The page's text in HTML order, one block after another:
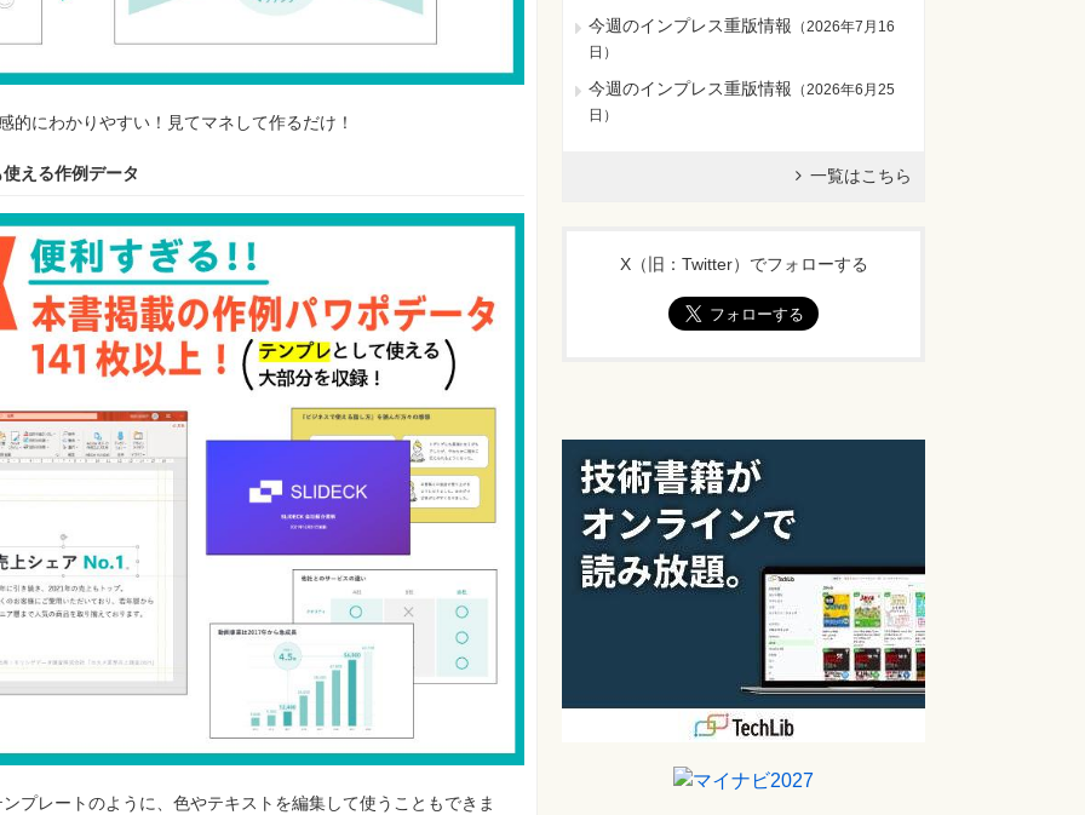
にわかりやすい！見てマネして作るだけ！
える作例データ
プレートのように、色やテキストを編集して使うこともできま
今週のインプレス重版情報 （2026年7月16
日 ）
今週のインプレス重版情報 （2026年6月25
日 ）
一覧はこちら
X（旧：Twitter）でフォローする